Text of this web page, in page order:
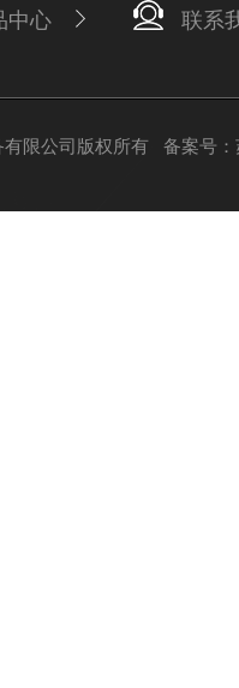
中心 联系
有限公司版权所有 备案号：